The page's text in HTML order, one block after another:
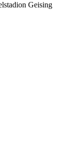
Geising